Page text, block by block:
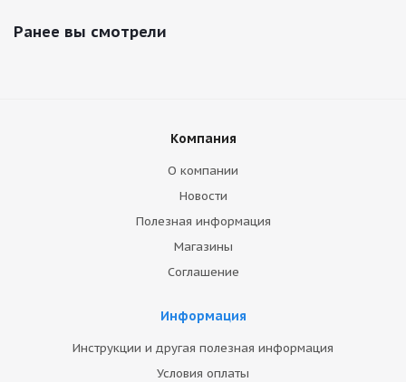
Ранее вы смотрели
Компания
О компании
Новости
Полезная информация
Магазины
Соглашение
Информация
Инструкции и другая полезная информация
Условия оплаты